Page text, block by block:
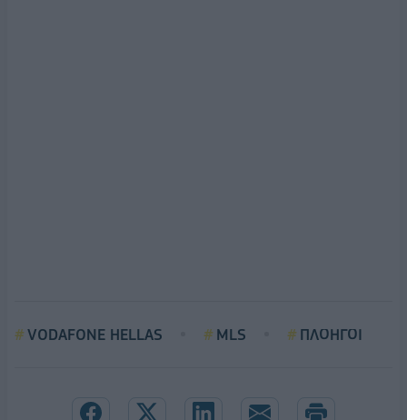
VODAFONE HELLAS MLS ΠΛΟΗΓΟΙ